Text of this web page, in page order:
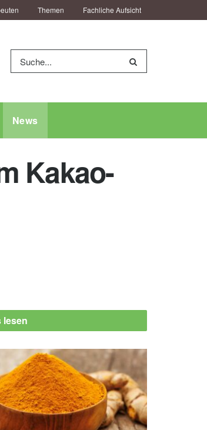
Themen Fachliche Aufsicht
News
Kakao-
lesen